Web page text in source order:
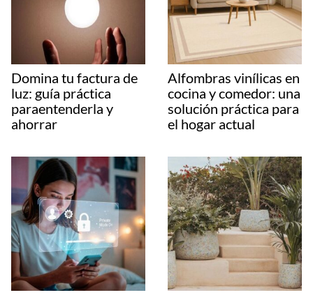
Domina tu factura de
luz: guía práctica
paraentenderla y
ahorrar
Alfombras vinílicas en
cocina y comedor: una
solución práctica para
el hogar actual